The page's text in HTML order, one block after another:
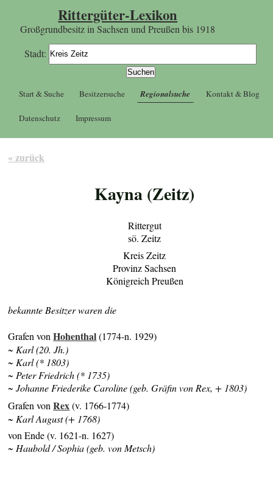
Rittergüter-Lexikon
Großgrundbesitz in Sachsen und Preußen bis 1918
Stadt:
Start & Suche Besitzersuche Regionalsuche Kontakt & Blog
Datenschutz Impressum
« zurück
Kayna (Zeitz)
Rittergut
sö. Zeitz
Kreis Zeitz
Provinz Sachsen
Königreich Preußen
bekannte Besitzer waren die
Grafen vonHohenthal(1774-n. 1929)
~ Karl (20. Jh.)
~ Karl (* 1803)
~ Peter Friedrich (* 1735)
~ Johanne Friederike Caroline (geb. Gräfin von Rex, + 1803)
Grafen vonRex(v. 1766-1774)
~ Karl August (+ 1768)
von Ende (v. 1621-n. 1627)
~ Haubold / Sophia (geb. von Metsch)